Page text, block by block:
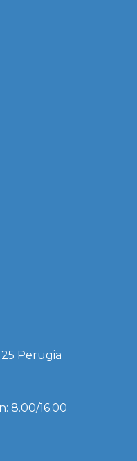
Perugia
8.00/16.00